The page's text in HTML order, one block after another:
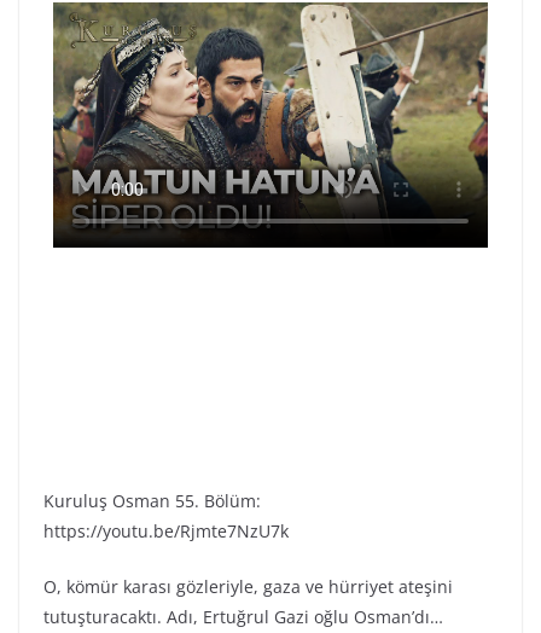
Kuruluş Osman 55. Bölüm:
https://youtu.be/Rjmte7NzU7k
O, kömür karası gözleriyle, gaza ve hürriyet ateşini
tutuşturacaktı. Adı, Ertuğrul Gazi oğlu Osman’dı…